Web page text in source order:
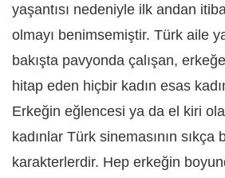
yaşantısı nedeniyle ilk andan
olmayı benimsemiştir. Türk aile
bakışta pavyonda çalışan,
hitap eden hiçbir kadın esas
Erkeğin eğlencesi ya da el kiri
kadınlar Türk sinemasının sıkça
karakterlerdir. Hep erkeğin